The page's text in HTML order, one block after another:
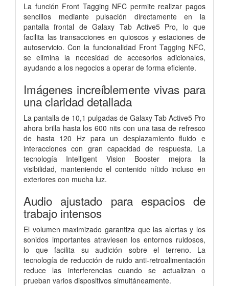
La función Front Tagging NFC permite realizar pagos
sencillos mediante pulsación directamente en la
pantalla frontal de Galaxy Tab Active5 Pro, lo que
facilita las transacciones en quioscos y estaciones de
autoservicio. Con la funcionalidad Front Tagging NFC,
se elimina la necesidad de accesorios adicionales,
ayudando a los negocios a operar de forma eficiente.
Imágenes increíblemente vivas para
una claridad detallada
La pantalla de 10,1 pulgadas de Galaxy Tab Active5 Pro
ahora brilla hasta los 600 nits con una tasa de refresco
de hasta 120 Hz para un desplazamiento fluido e
interacciones con gran capacidad de respuesta. La
tecnología Intelligent Vision Booster mejora la
visibilidad, manteniendo el contenido nítido incluso en
exteriores con mucha luz.
Audio ajustado para espacios de
trabajo intensos
El volumen maximizado garantiza que las alertas y los
sonidos importantes atraviesen los entornos ruidosos,
lo que facilita su audición sobre el terreno. La
tecnología de reducción de ruido anti-retroalimentación
reduce las interferencias cuando se actualizan o
prueban varios dispositivos simultáneamente.